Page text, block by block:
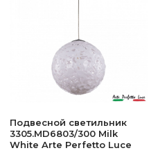
Подвесной светильник
3305.MD6803/300 Milk
White Arte Perfetto Luce